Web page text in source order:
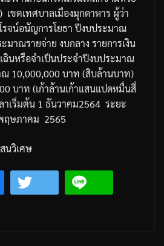
) เขตเทศบาลเมืองมุกดาหาร ผู้ว่า
รจน์อนัญการโยธา ปีงบประมาณ
มาณรายจ่าย งบกลาง รายการเงิน
ฉินหรือจำเป็นประจำปีงบประมาณ
ณ 10,000,000บาท (สิบล้านบาท)
บาท (เก้าล้านเก้าแสนแปดหมื่นสี่
าเริ่มต้น 1 ธันวาคม2564 ระยะ
ฤษภาคม 2565
นวิเศษ